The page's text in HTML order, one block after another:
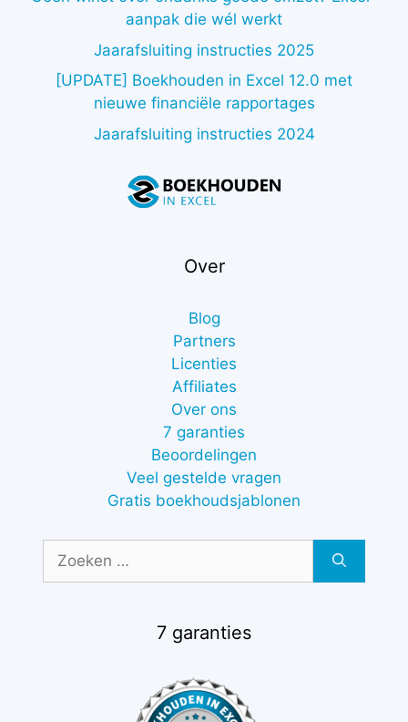
aanpak die wél werkt
Jaarafsluiting instructies 2025
[UPDATE] Boekhouden in Excel 12.0 met
nieuwe financiële rapportages
Jaarafsluiting instructies 2024
Over
Blog
Partners
Licenties
Affiliates
Over ons
7 garanties
Beoordelingen
Veel gestelde vragen
Gratis boekhoudsjablonen
naar:
7 garanties
€47,00
€37,00
tot